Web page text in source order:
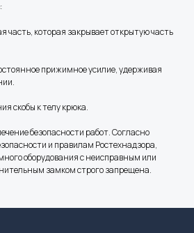
которая закрывает открытую часть
прижимное усилие, удерживая
скобы к телу крюка.
безопасности работ. Согласно
и правилам Ростехнадзора,
оборудования с неисправным или
замком строго запрещена.